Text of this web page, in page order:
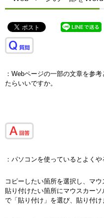
：Webページの一部の文章を参
たらいいですか。
：パソコンを使っているとよく
コピーしたい箇所を選択し、マ
貼り付けたい箇所にマウスカー
で「貼り付け」を選び、貼り付け